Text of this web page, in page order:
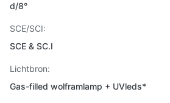
d/8°
SCE/SCI:
SCE & SC.I
Lichtbron:
Gas-filled wolframlamp + UVleds*